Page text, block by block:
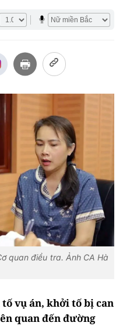
quan điều tra. Ảnh CA Hà
tố vụ án, khởi tố bị can
quan đến đường